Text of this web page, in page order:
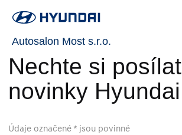
Autosalon Most s.r.o.
Nechte si posílat
novinky Hyundai
Údaje označené * jsou povinné